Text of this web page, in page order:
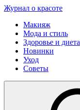
Журнал о красоте
Макияж
Мода и стиль
Здоровье и диета
Новинки
Уход
Советы